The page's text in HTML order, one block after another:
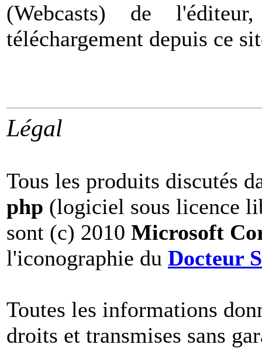
(Webcasts) de
téléchargement depuis ce
Légal
Tous les produits discutés
php (logiciel sous licence
sont (c) 2010 Microsoft
l'iconographie du Docteur
Toutes les informations
droits et transmises sans